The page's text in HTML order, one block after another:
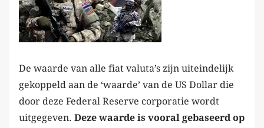
De waarde van alle fiat valuta’s zijn uiteindelijk
gekoppeld aan de ‘waarde’ van de US Dollar die
door deze Federal Reserve corporatie wordt
uitgegeven. Deze waarde is vooral gebaseerd op